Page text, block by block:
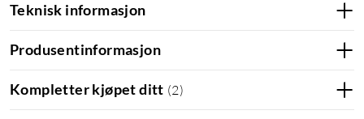
Teknisk informasjon
Produsentinformasjon
Kompletter kjøpet ditt (2)